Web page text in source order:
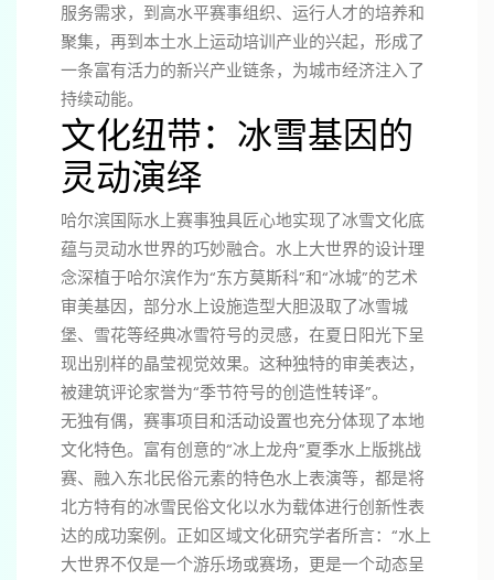
服务需求，到高水平赛事组织、运行人才的培养和
聚集，再到本土水上运动培训产业的兴起，形成了
一条富有活力的新兴产业链条，为城市经济注入了
持续动能。
文化纽带：冰雪基因的
灵动演绎
哈尔滨国际水上赛事独具匠心地实现了冰雪文化底
蕴与灵动水世界的巧妙融合。水上大世界的设计理
念深植于哈尔滨作为“东方莫斯科”和“冰城”的艺术
审美基因，部分水上设施造型大胆汲取了冰雪城
堡、雪花等经典冰雪符号的灵感，在夏日阳光下呈
现出别样的晶莹视觉效果。这种独特的审美表达，
被建筑评论家誉为“季节符号的创造性转译”。
无独有偶，赛事项目和活动设置也充分体现了本地
文化特色。富有创意的“冰上龙舟”夏季水上版挑战
赛、融入东北民俗元素的特色水上表演等，都是将
北方特有的冰雪民俗文化以水为载体进行创新性表
达的成功案例。正如区域文化研究学者所言：“水上
大世界不仅是一个游乐场或赛场，更是一个动态呈